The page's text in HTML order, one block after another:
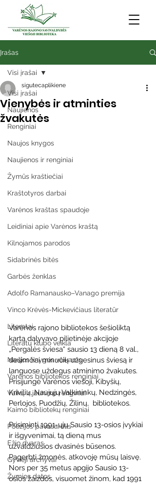
Įrašas
Visi įrašai
Naujienos
Renginiai
Naujos knygos
Naujienos ir renginiai
Žymūs kraštiečiai
Kraštotyros darbai
Varėnos kraštas spaudoje
Leidiniai apie Varėnos kraštą
Kilnojamos parodos
Sidabrinės bitės
Garbės ženklas
Adolfo Ramanausko–Vanago premija
Vinco Krėvės-Mickevičiaus literatūr
Literatai
Literatų klubo veikla
Naujos knygos vaikams
Varėnos bibliotekos renginiai
Vaikų ir jaunimo renginiai
Kaimo bibliotekų renginiai
Poezijos pavasarėlis
Ežio dvaras
Gyvieji archyvai
Žymios datos
Visi įrašai
Vienybės ir atminties
žvakutės
sigutecaplikiene
Varėnos rajono bibliotekos šešioliktą
kartą dalyvavo pilietinėje akcijoje
„Pergalės šviesa“ sausio 13 dieną 8 val.,
dešimčiai minučių užgesinus šviesą ir
languose uždegus atminimo žvakutes.
Prisijungė Varėnos viešoji, Kibyšių,
Krivilių, Naujųjų Valkininkų, Nedzingės,
Perlojos, Puodžių, Žilinų,  bibliotekos.
Prisiminti 1991-ųjų Sausio 13-osios įvykiai
ir išgyvenimai, tą dieną mus
užvaldžiusios dvasinės būsenos.
Pagerbti žmonės, atkovoję mūsų laisvę.
Nors per 35 metus apgijo Sausio 13-
osios žaizdos, visuomet žinom, kad 1991